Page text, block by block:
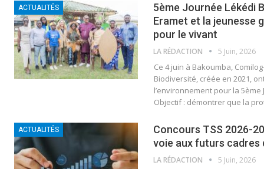
ACTUALITÉS
5ème Journée Lékédi
Eramet et la jeunesse
pour le vivant
LA RÉDACTION 5 Juin, 2026
Ce 4 juin à Bakoumba,
Biodiversité, créée en 2021,
l’environnement pour la
Objectif : démontrer que la
ACTUALITÉS
Concours TSS 2026-
voie aux futurs cadres
LA RÉDACTION 5 Juin, 2026